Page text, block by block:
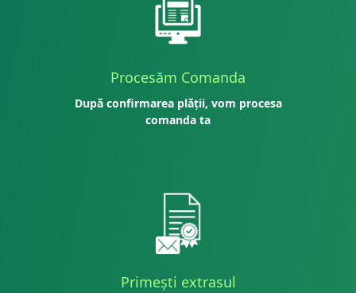
Procesăm Comanda
După confirmarea plății, vom procesa
comanda ta
Primești extrasul